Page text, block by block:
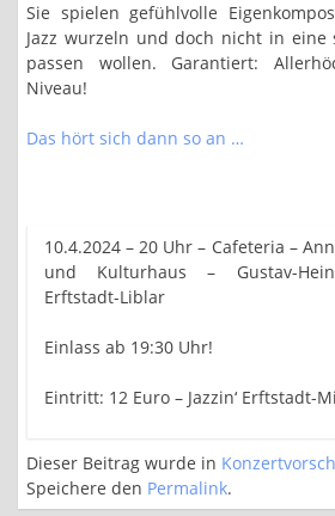
Sie spielen gefühlvolle
Jazz wurzeln und doch nicht in eine
passen wollen. Garantiert:
Niveau!
Das hört sich dann so an …
10.4.2024 – 20 Uhr – Cafeteria –
und Kulturhaus – Gustav-
Erftstadt-Liblar
Einlass ab 19:30 Uhr!
Eintritt: 12 Euro – Jazzin‘ Erftstadt-
Dieser Beitrag wurde in
Speichere den Permalink.